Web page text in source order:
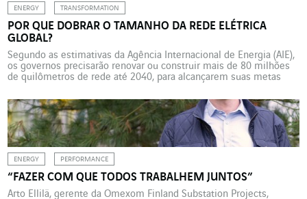
ENERGY TRANSFORMATION
POR QUE DOBRAR O TAMANHO DA REDE ELÉTRICA
GLOBAL?
Segundo as estimativas da Agência Internacional de Energia (AIE),
os governos precisarão renovar ou construir mais de 80 milhões
de quilômetros de rede até 2040, para alcançarem suas metas
ENERGY PERFORMANCE
“FAZER COM QUE TODOS TRABALHEM JUNTOS”
Arto Ellilä, gerente da Omexom Finland Substation Projects,